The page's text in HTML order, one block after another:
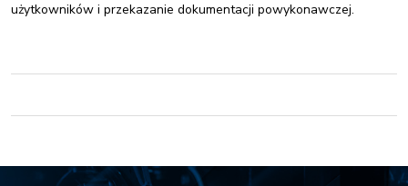
użytkowników i przekazanie dokumentacji powykonawczej.